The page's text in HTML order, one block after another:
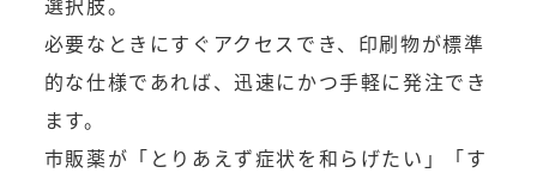
必要なときにすぐアクセスでき、印刷物が標準
的な仕様であれば、迅速にかつ手軽に発注でき
ます。
市販薬が「とりあえず症状を和らげたい」「す